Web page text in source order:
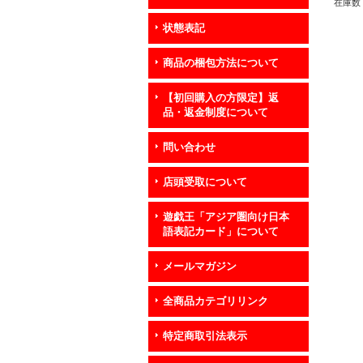
状態表記
商品の梱包方法について
【初回購入の方限定】返
品・返金制度について
問い合わせ
店頭受取について
遊戯王「アジア圏向け日本
語表記カード」について
メールマガジン
全商品カテゴリリンク
特定商取引法表示
在庫数